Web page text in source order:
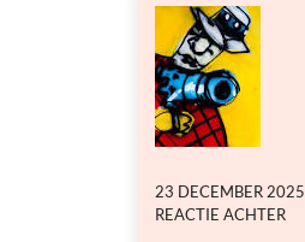
GEPLAATST
OP
23 DECEMBER 2025
REACTIE ACHTEROP